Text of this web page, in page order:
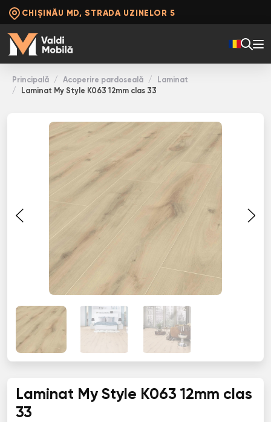
CHIȘINĂU MD, STRADA UZINELOR 5
Principală Acoperire pardoseală
Laminat
Laminat My Style K063 12mm clas 33
Laminat My Style K063 12mm clas
33